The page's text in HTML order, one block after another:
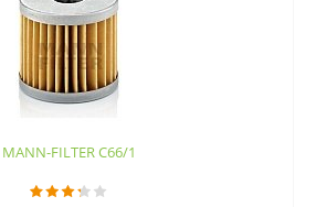
MANN-FILTER C66/1